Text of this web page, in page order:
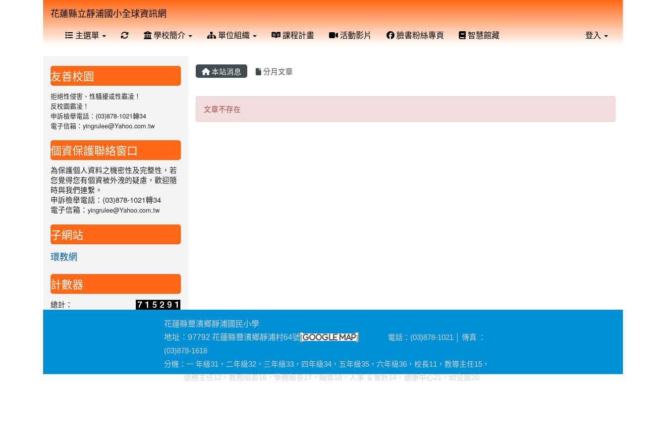
花蓮縣立靜浦國小全球資訊網
主選單 重新取得佈景設定
學校簡介 單位組織 課程計畫 活動影片 臉書粉絲專頁 智慧館藏 登入
本站消息 分月文章
文章不存在
文章不存在
友善校園
拒絕性侵害、性騷擾或性霸凌！
反校園霸凌！
申訴檢舉電話：(03)878-1021轉34
電子信箱：yingrulee@Yahoo.com.tw
個資保護聯絡窗口
為保護個人資料之機密性及完整性，若
您覺得您有個資被外洩的疑慮，歡迎隨
時與我們連繫。
申訴檢舉電話：(03)878-1021轉34
電子信箱： yingrulee@Yahoo.com.tw
子網站
環教網
計數器
總計：
花蓮縣豐濱鄉靜浦國民小學
地址：97792 花蓮縣豐濱鄉靜浦村64號[google map]
電話：(03)878-1021 │ 傳真 ：
(03)878-1618
分機 ：一 年級31，二年級32，三年級33，四年級34，五年級35，六年級36，校長11，教導主任15，
總務主任12，教務組長16，學務組長17，輔導18，人事 ＆會計14，健康中心21，幼兒園20